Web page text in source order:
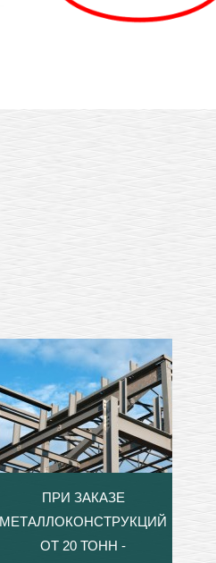
ПРИ ЗАКАЗЕ
МЕТАЛЛОКОНСТРУКЦИЙ
ОТ 20 ТОНН -